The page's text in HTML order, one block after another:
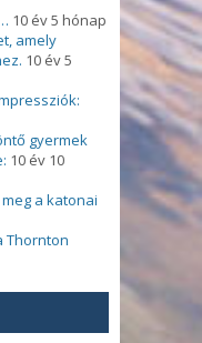
10 év 5 hónap
amely
10 év 5
gyermek
10 év 10
a katonai
Thornton